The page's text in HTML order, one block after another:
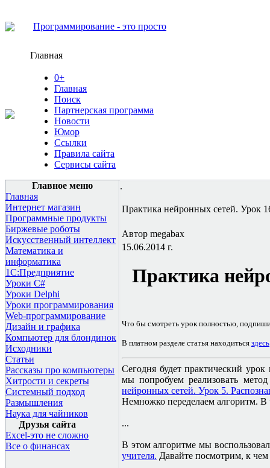
Программирование - это просто
Главная
0+
Главная
Поиск
Партнерская программа
Новости
Юмор
Ссылки
Правила сайта
Сервисы сайта
Главное меню
Главная
Интернет магазин
Программные продукты
Биржевые роботы
Искусственный интеллект
Математика и
информатика
1С:Предприятие
Уроки C#
Уроки Delphi
Уроки программирования
Web-программирование
Дизайн и графика
Компьютер для блондинок
Исходники
Статьи
Рассказы про компьютеры
Хитрости и секреты
Системный подход
Размышления
Наука для чайников
Друзья сайта
Excel-это не сложно
Все о финансах
.
Практика нейронных сетей. Урок
Автор megabax
15.06.2014 г.
Практика
Что бы смотреть урок полностью,
В платном разделе статья находиться здесь
Сегодня будет практический
мы попробуем реализовать
нейронных сетей. Урок 5.
Немножко переделаем алгоритм. В
...
В этом алгоритме мы
учителя. Давайте посмотрим, к